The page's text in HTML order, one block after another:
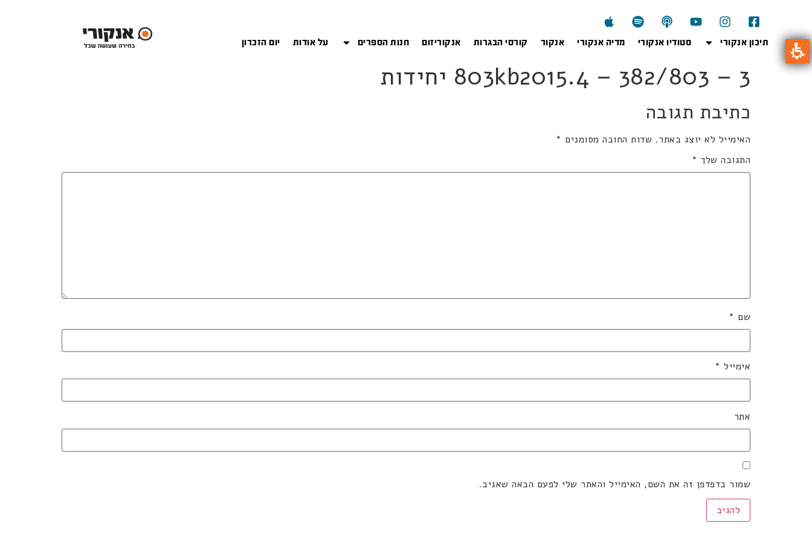
תיכון אנקורי סטודיו אנקורי מדיה אנקורי אנקור קורסי הבגרות אנקוריזום חנות הספרים על אודות יום הזכרון
803kb2015.4 – 382/803 – 3 יחידות
כתיבת תגובה
האימייל לא יוצג באתר. שדות החובה מסומנים *
התגובה שלך *
שם *
אימייל *
אתר
שמור בדפדפן זה את השם, האימייל והאתר שלי לפעם הבאה שאגיב.